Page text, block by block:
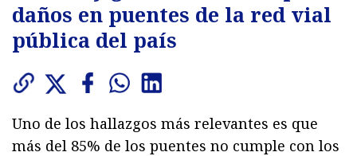
daños en puentes de la red vial
pública del país
Uno de los hallazgos más relevantes es que
más del 85% de los puentes no cumple con los